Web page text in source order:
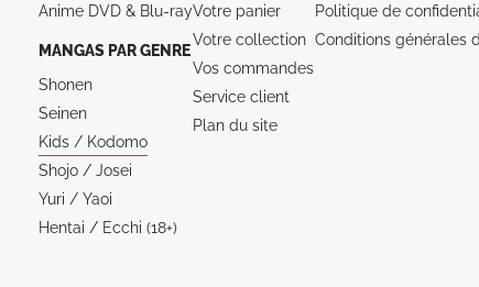
Anime DVD & Blu‑ray
MANGAS PAR GENRE
Shonen
Seinen
Kids / Kodomo
Shojo / Josei
Yuri / Yaoi
Hentai / Ecchi (18+)
Votre panier
Votre collection
Vos commandes
Service client
Plan du site
Politique de
Conditions générales